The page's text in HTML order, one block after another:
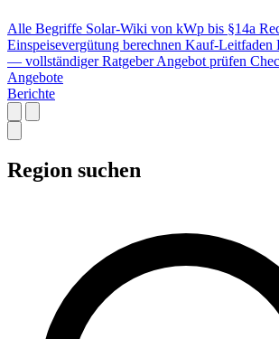
Alle Begriffe Solar-Wiki von kWp bis §14a
Einspeisevergütung berechnen Kauf-Leitfaden
— vollständiger Ratgeber Angebot prüfen
Angebote
Berichte
Region suchen